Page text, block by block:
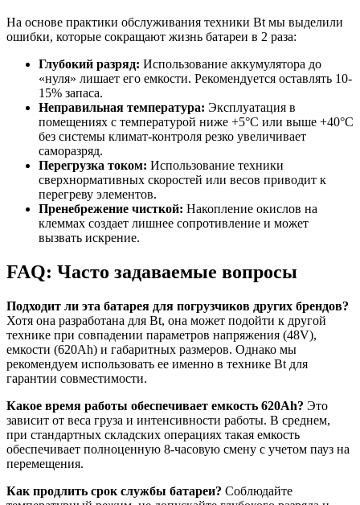
На основе практики обслуживания техники Bt мы выделили
ошибки, которые сокращают жизнь батареи в 2 раза:
Глубокий разряд: Использование аккумулятора до
«нуля» лишает его емкости. Рекомендуется оставлять 10-
15% запаса.
Неправильная температура: Эксплуатация в
помещениях с температурой ниже +5°C или выше +40°C
без системы климат-контроля резко увеличивает
саморазряд.
Перегрузка током: Использование техники
сверхнормативных скоростей или весов приводит к
перегреву элементов.
Пренебрежение чисткой: Накопление окислов на
клеммах создает лишнее сопротивление и может
вызвать искрение.
FAQ: Часто задаваемые вопросы
Подходит ли эта батарея для погрузчиков других брендов?
Хотя она разработана для Bt, она может подойти к другой
технике при совпадении параметров напряжения (48V),
емкости (620Ah) и габаритных размеров. Однако мы
рекомендуем использовать ее именно в технике Bt для
гарантии совместимости.
Какое время работы обеспечивает емкость 620Ah? Это
зависит от веса груза и интенсивности работы. В среднем,
при стандартных складских операциях такая емкость
обеспечивает полноценную 8-часовую смену с учетом пауз на
перемещения.
Как продлить срок службы батареи? Соблюдайте